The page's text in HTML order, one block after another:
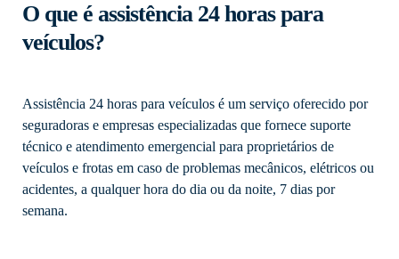
O que é assistência 24 horas para
veículos?
Assistência 24 horas para veículos é um serviço oferecido por
seguradoras e empresas especializadas que fornece suporte
técnico e atendimento emergencial para proprietários de
veículos e frotas em caso de problemas mecânicos, elétricos ou
acidentes, a qualquer hora do dia ou da noite, 7 dias por
semana.